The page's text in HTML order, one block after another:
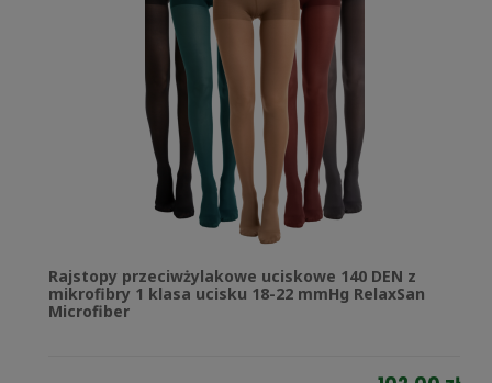
Rajstopy przeciwżylakowe uciskowe 140 DEN z
mikrofibry 1 klasa ucisku 18-22 mmHg RelaxSan
Microfiber